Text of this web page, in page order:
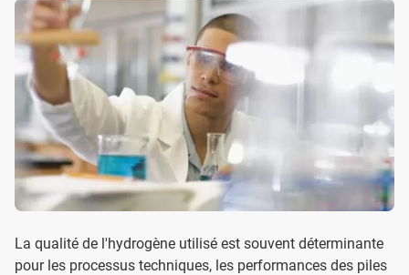
La qualité de l'hydrogène utilisé est souvent déterminante
pour les processus techniques, les performances des piles